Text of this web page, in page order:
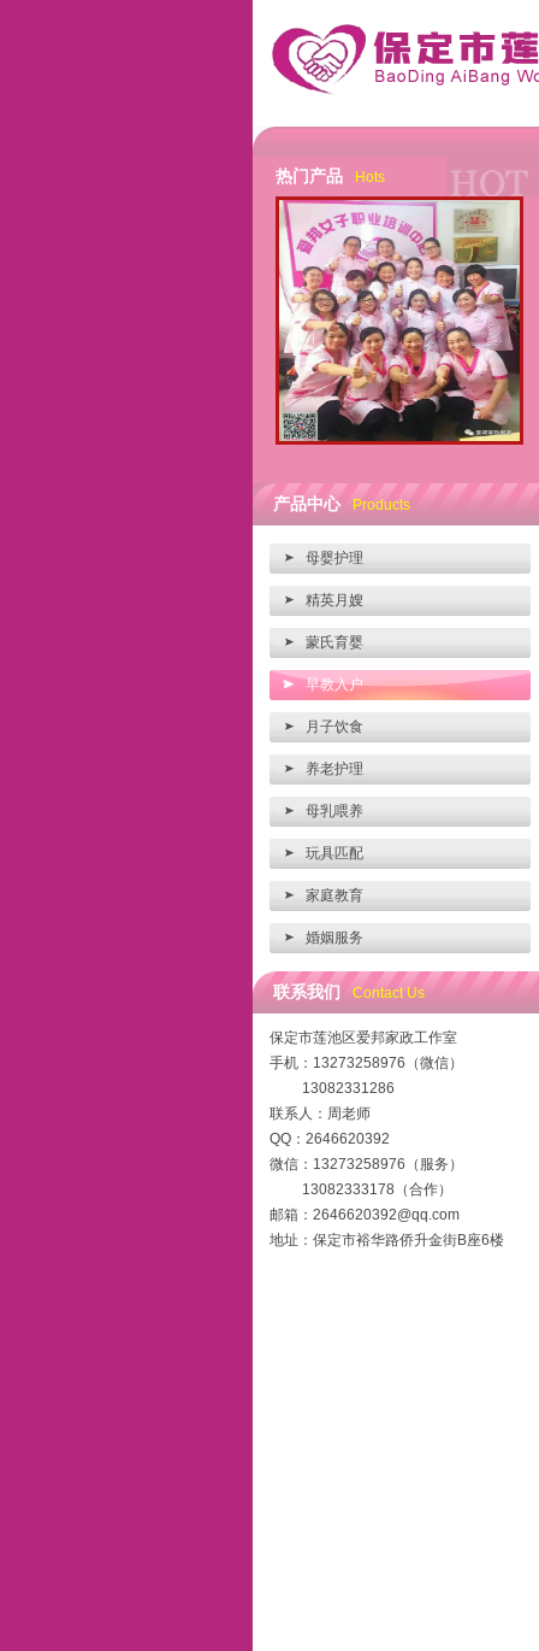
热门产品 Hots
产品中心 Products
母婴护理
精英月嫂
蒙氏育婴
早教入户
月子饮食
养老护理
母乳喂养
玩具匹配
家庭教育
婚姻服务
联系我们 Contact Us
保定市莲池区爱邦家政工作室
手机：13273258976（微信）
13082331286
联系人：周老师
QQ：2646620392
微信：13273258976（服务）
13082333178（合作）
邮箱：2646620392@qq.com
地址：保定市裕华路侨升金街B座6楼